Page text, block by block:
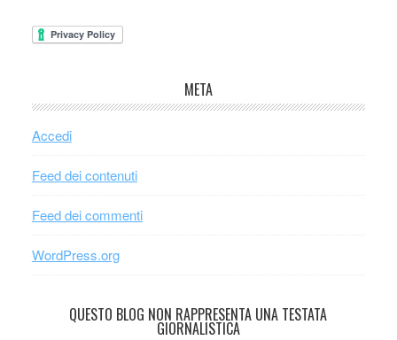
META
Accedi
Feed dei contenuti
Feed dei commenti
WordPress.org
QUESTO BLOG NON RAPPRESENTA UNA TESTATA
GIORNALISTICA